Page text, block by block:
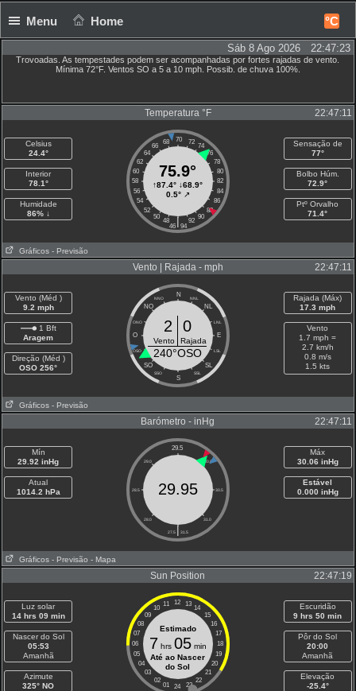
Menu Home °C
Sáb 8 Ago 2026 22:47:24
Trovoadas. As tempestades podem ser acompanhadas por fortes rajadas de vento.
Mínima 72°F. Ventos SO a 5 a 10 mph. Possib. de chuva 100%.
Temperatura °F 22:47:11
Celsius
24.4°
Interior
78.1°
Humidade
86% ↓
70
68 72
66
74
64
76
62
78
60
80
58
82
56
84
54
86
52
88
50
90
48 92
46 94
|
75.9°
↑87.4° ↓68.9°
0.5°↗
Sensação de
77°
Bolbo Húm.
72.9°
Ptº Orvalho
71.4°
Gráficos - Previsão
Vento | Rajada - mph 22:47:11
Vento (Méd )
9.2 mph
1 Bft
Aragem
Direção (Méd )
OSO 256°
N
NO
NL
O E
SO
SL
S
NNO NNL
ONO LNL
OSO LSL
SSO SSL
2 0
Vento Rajada
240°OSO
Rajada (Máx)
17.3 mph
Vento
1.7 mph =
2.7 km/h
0.8 m/s
1.5 kts
Gráficos - Previsão
Barómetro - inHg 22:47:11
Mín
29.92 inHg
Atual
1014.2 hPa
29.5
29.0 30.0
28.5 30.5
28.0 31.0
27.5 31.5
|
29.95
Máx
30.06 inHg
Estável
0.000 inHg
Gráficos - Previsão - Mapa
Sun Position 22:47:19
Luz solar
14 hrs 09 min
Nascer do Sol
05:53
Amanhã
Azimute
325° NO
12
11 13
10
14
09
15
08
16
07
17
06
18
05
19
04
20
03
21
02
22
01 23
24
Estimado
7 hrs 05min
Até ao Nascer
do Sol
Escuridão
9 hrs 50 min
Pôr do Sol
20:00
Amanhã
Elevação
-25.4°